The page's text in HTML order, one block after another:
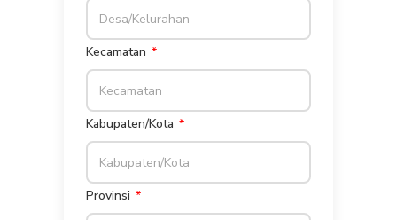
Kecamatan
Kabupaten/Kota
Provinsi